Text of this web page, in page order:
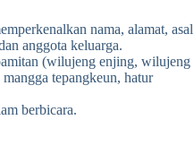
nama, alamat, asal
anggota keluarga.
(wilujeng enjing, wilujeng
tepangkeun, hatur
berbicara.